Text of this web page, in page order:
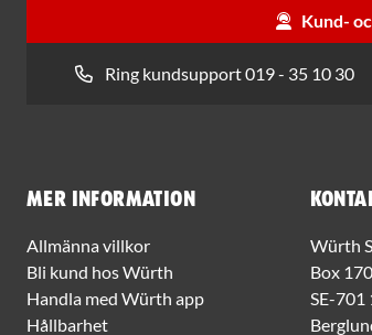
Kund-
Ring kundsupport 019 - 35 10 30
Mer information
Allmänna villkor
Bli kund hos Würth
Handla med Würth app
Hållbarhet
Würth
Box
SE-701